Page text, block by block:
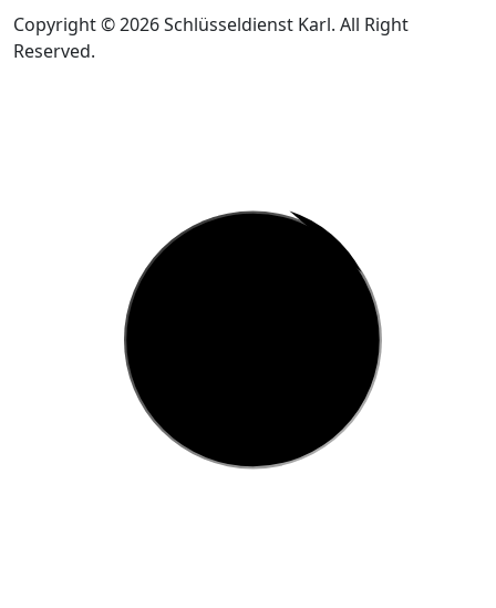
Copyright © 2026 Schlüsseldienst Karl. All Right
Reserved.